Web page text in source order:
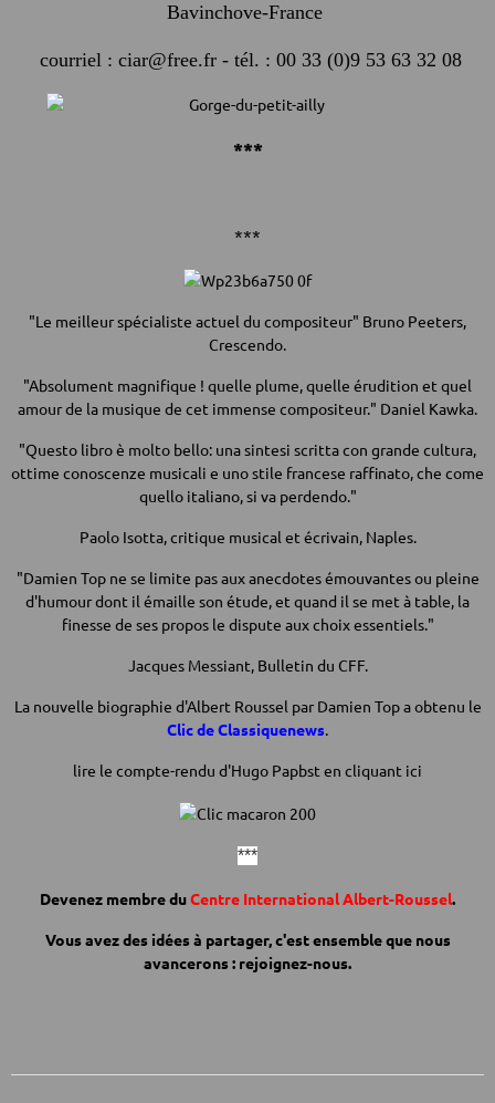
Bavinchove-France
courriel : ciar@free.fr - tél. : 00 33 (0)9 53 63 32 08
***
***
"Le meilleur spécialiste actuel du compositeur" Bruno Peeters,
Crescendo.
"Absolument magnifique ! quelle plume, quelle érudition et quel
amour de la musique de cet immense compositeur." Daniel Kawka.
"Questo libro è molto bello: una sintesi scritta con grande cultura,
ottime conoscenze musicali e uno stile francese raffinato, che come
quello italiano, si va perdendo."
Paolo Isotta, critique musical et écrivain, Naples.
"Damien Top ne se limite pas aux anecdotes émouvantes ou pleine
d'humour dont il émaille son étude, et quand il se met à table, la
finesse de ses propos le dispute aux choix essentiels."
Jacques Messiant, Bulletin du CFF.
La nouvelle biographie d'Albert Roussel par Damien Top a obtenu le
Clic de Classiquenews.
lire le compte-rendu d'Hugo Papbst en cliquant ici
***
Devenez membre duCentre International Albert-Roussel.
Vous avez des idées à partager, c'est ensemble que nous
avancerons : rejoignez-nous.